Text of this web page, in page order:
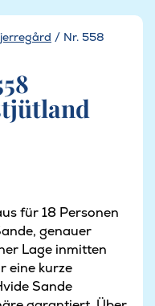
/ Nr. 558
für 18 Personen
genauer
Lage inmitten
eine kurze
Sande